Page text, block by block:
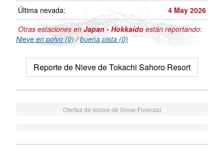
Última nevada:
4 May 2026
Otras estaciones enJapan - Hokkaido están reportando:
Nieve en polvo (0)/buena pista (0)
Reporte de Nieve de Tokachi Sahoro Resort
Ofertas de socios de Snow-Forecast